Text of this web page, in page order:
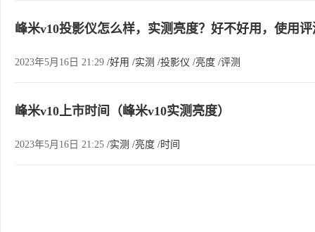
峰米v10投影仪怎么样，实测亮度？好不好用，使用
2023年5月16日 21:29 /好用 /实测 /投影仪 /亮度 /评测
峰米v10上市时间（峰米v10实测亮度）
2023年5月16日 21:25 /实测 /亮度 /时间